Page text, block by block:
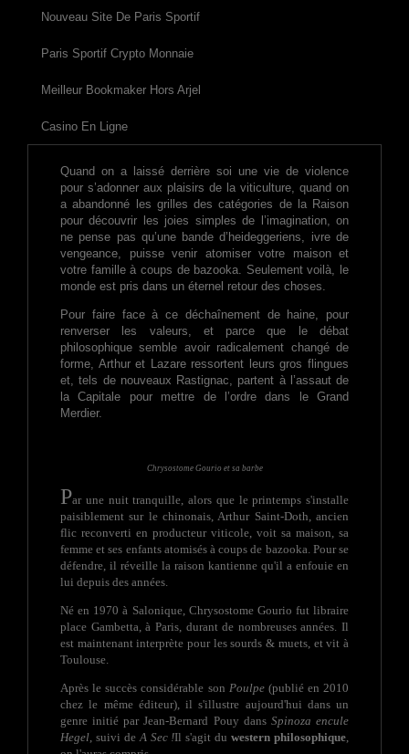
Nouveau Site De Paris Sportif
Paris Sportif Crypto Monnaie
Meilleur Bookmaker Hors Arjel
Casino En Ligne
Quand on a laissé derrière soi une vie de violence
pour s’adonner aux plaisirs de la viticulture, quand on
a abandonné les grilles des catégories de la Raison
pour découvrir les joies simples de l’imagination, on
ne pense pas qu’une bande d’heideggeriens, ivre de
vengeance, puisse venir atomiser votre maison et
votre famille à coups de bazooka. Seulement voilà, le
monde est pris dans un éternel retour des choses.
Pour faire face à ce déchaînement de haine, pour
renverser les valeurs, et parce que le débat
philosophique semble avoir radicalement changé de
forme, Arthur et Lazare ressortent leurs gros flingues
et, tels de nouveaux Rastignac, partent à l’assaut de
la Capitale pour mettre de l’ordre dans le Grand
Merdier.
Chrysostome Gourio et sa barbe
Par une nuit tranquille, alors que le printemps s'installe
paisiblement sur le chinonais, Arthur Saint-Doth, ancien
flic reconverti en producteur viticole, voit sa maison, sa
femme et ses enfants atomisés à coups de bazooka. Pour se
défendre, il réveille la raison kantienne qu'il a enfouie en
lui depuis des années.
Né en 1970 à Salonique, Chrysostome Gourio fut libraire
place Gambetta, à Paris, durant de nombreuses années. Il
est maintenant interprète pour les sourds & muets, et vit à
Toulouse.
Après le succès considérable son Poulpe (publié en 2010
chez le même éditeur), il s'illustre aujourd'hui dans un
genre initié par Jean-Bernard Pouy dans Spinoza encule
Hegel, suivi deA Sec !Il s'agit duwestern philosophique,